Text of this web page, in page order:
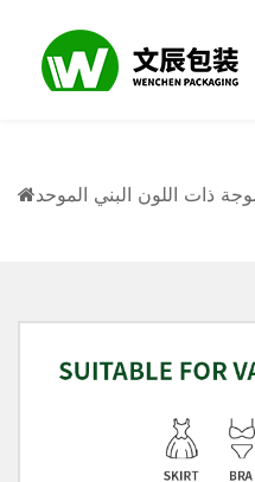
ذات اللون البني الموحد